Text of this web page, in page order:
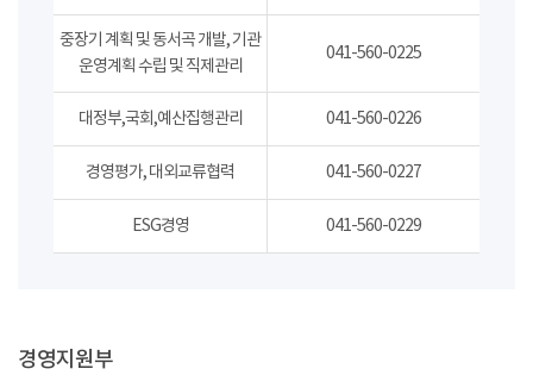
중장기 계획 및 동서곡 개발, 기관
운영계획 수립 및 직제관리
041-560-0225
대정부,국회,예산집행관리 041-560-0226
경영평가, 대외교류협력 041-560-0227
ESG경영 041-560-0229
경영지원부